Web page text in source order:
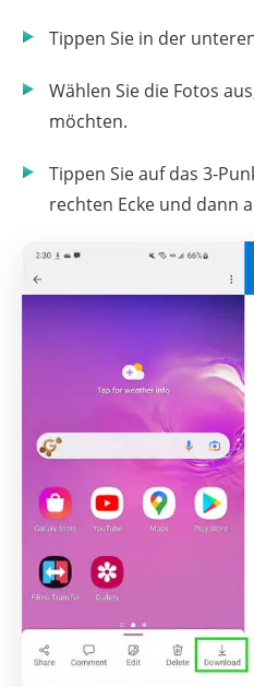
Tippen Sie in der
Wählen Sie die Fotos
möchten.
Tippen Sie auf das 3-
rechten Ecke und dann